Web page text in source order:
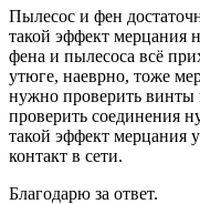
Пылесос и фен
такой эффект мерцания
фена и пылесоса всё
утюге, наеврно, тоже
нужно проверить винты
проверить соединения
такой эффект мерцания
контакт в сети.
Благодарю за ответ.